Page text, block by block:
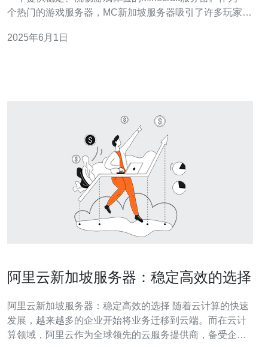
个热门的游戏服务器，MC新加坡服务器吸引了许多玩家的
术支持团队，确保玩家能够享受到最佳的游戏体验。 MC
2025年6月1日
阿里云新加坡服务器：稳定高效的选择
阿里云新加坡服务器：稳定高效的选择 随着云计算的快速
发展，越来越多的企业开始将业务迁移到云端。而在云计
算领域，阿里云作为全球领先的云服务提供商，备受企业